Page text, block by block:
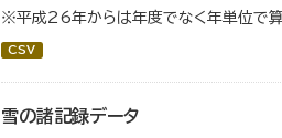
※平成26年からは年度でなく年単位で算
CSV
雪の諸記録データ